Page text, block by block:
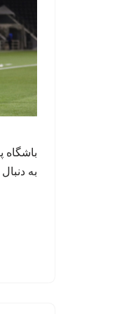
باشگاه
به